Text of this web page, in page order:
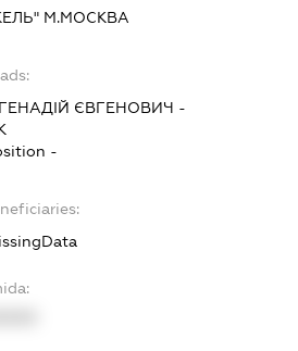
М.МОСКВА
ЄВГЕНОВИЧ -
-